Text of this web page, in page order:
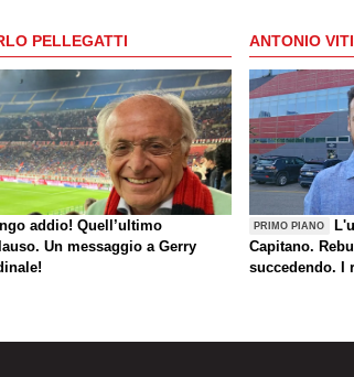
un giorno?
PELLEGATTI
addio! Quell’ultimo
Un messaggio a Gerry
ANTONIO
PRIMO PIANO
Capitano.
succedendo. I